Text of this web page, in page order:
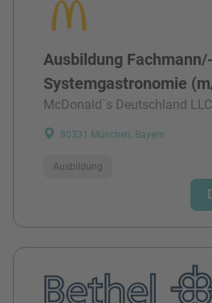
Ausbildung
Systemgastronomie
McDonald`s Deutschland LLC
80331 München, Bayern
Ausbildung